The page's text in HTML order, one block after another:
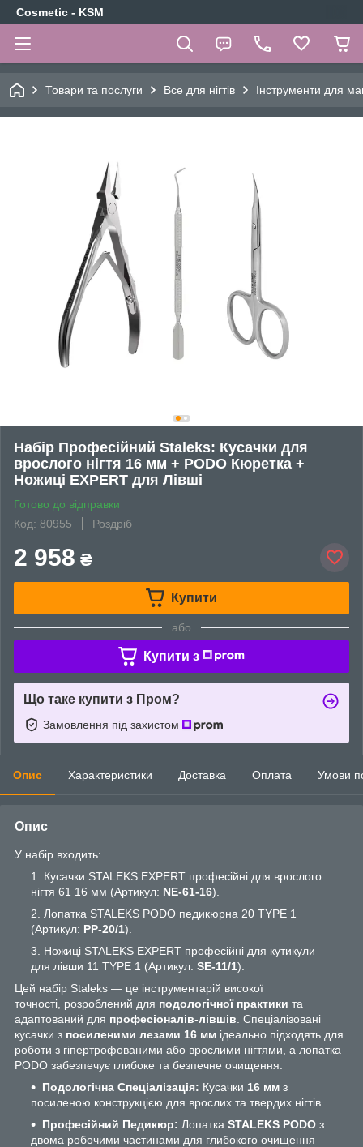
Cosmetic - KSM
Товари та послуги Все для нігтів Інструменти для
Набір Професійний Staleks: Кусачки для
врослого нігтя 16 мм + PODO Кюретка +
Ножиці EXPERT для Лівші
Готово до відправки
Код: 80955
Роздріб
2 958 ₴
Купити
або
Купити з
Що таке купити з Пром?
Замовлення під захистом
Опис Характеристики Доставка Оплата Умови
Опис
У набір входить:
Кусачки STALEKS EXPERT професійні для врослого
нігтя 61 16 мм (Артикул: NE-61-16).
Лопатка STALEKS PODO педикюрна 20 TYPE 1
(Артикул: PP-20/1).
Ножиці STALEKS EXPERT професійні для кутикули
для лівши 11 TYPE 1 (Артикул: SE-11/1).
Цей набір Staleks — це інструментарій високої
точності, розроблений для подологічної практики та
адаптований для професіоналів-лівшів . Спеціалізовані
кусачки з посиленими лезами 16 мм ідеально підходять для
роботи з гіпертрофованими або врослими нігтями, а лопатка
PODO забезпечує глибоке та безпечне очищення.
Подологічна Спеціалізація: Кусачки 16 мм з
посиленою конструкцією для врослих та твердих нігтів.
Професійний Педикюр: Лопатка STALEKS PODO з
двома робочими частинами для глибокого очищення